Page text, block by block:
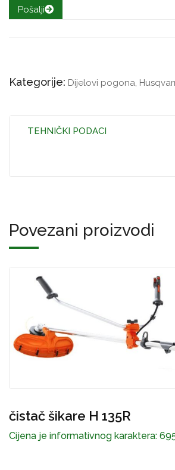
Pošalji
Kategorije: Dijelovi pogona,
TEHNIČKI PODACI
Povezani proizvodi
čistač šikare H 135R
Cijena je informativnog karaktera: